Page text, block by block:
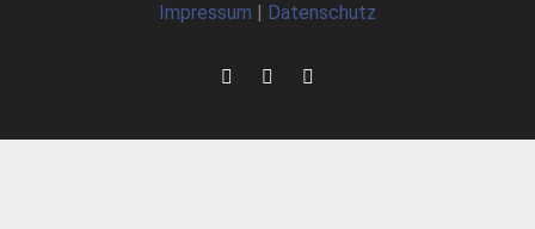
Impressum Datenschutz